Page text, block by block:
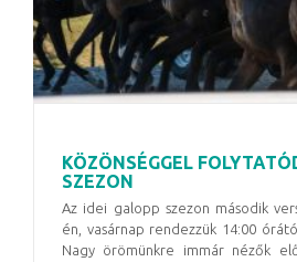
KÖZÖNSÉGGEL
SZEZON
Az idei galopp szezon második
én, vasárnap rendezzük 14:00
Nagy örömünkre immár nézők